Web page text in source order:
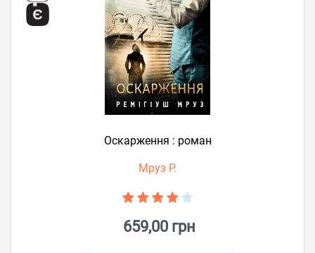
Оскарження : роман
Мруз Р.
659,00 грн